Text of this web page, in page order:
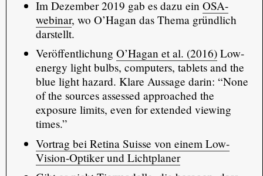
Im Dezember 2019 gab es dazu ein OSA-
webinar, wo O’Hagan das Thema gründlich
darstellt.
Veröffentlichung O’Hagan et al. (2016)Low-
energy light bulbs, computers, tablets and the
blue light hazard. Klare Aussage darin: “None
of the sources assessed approached the
exposure limits, even for extended viewing
times.”
Vortrag bei Retina Suisse von einem Low-
Vision-Optiker und Lichtplaner